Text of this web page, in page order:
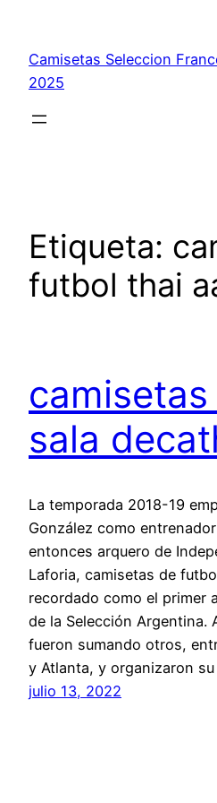
contenido
Camisetas Seleccion
2025
Etiqueta:
futbol thai
sala
La temporada 2018-19
González como
entonces arquero de
Laforia, camisetas de
recordado como el primer
de la Selección Argentina.
fueron sumando otros,
y Atlanta, y organizaron
julio 13, 2022